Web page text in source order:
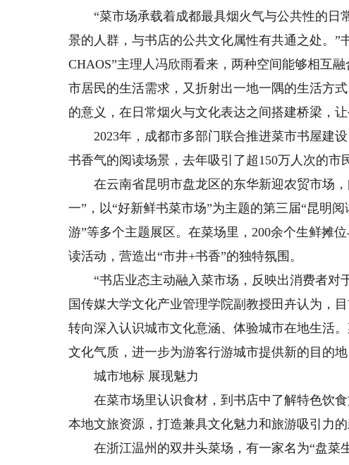
“菜市场承载着成都最具烟火气与公共性的日
景的人群，与书店的公共文化属性有共通之处。”
CHAOS”主理人冯欣雨看来，两种空间能够相互
市居民的生活需求，又折射出一地一隅的生活方
的意义，在日常烟火与文化表达之间搭建桥梁，
2023年，成都市多部门联合推进菜市书屋建设
书香气的阅读场景，去年吸引了超150万人次的市
在云南省昆明市盘龙区的东华新迎农贸市场，
一”，以“好新鲜书菜市场”为主题的第三届“昆明
游”等多个主题展区。在菜场里，200余个生鲜摊
读活动，营造出“市井+书香”的独特氛围。
“书店业态主动融入菜市场，反映出消费者对
国传媒大学文化产业管理学院副教授田卉认为，
转向深入认识城市文化意涵、体验城市在地生活
文化气质，进一步为游客行游城市提供新的目的地
城市地标 展现魅力
在菜市场里认识食材，到书店中了解特色饮
本地文旅资源，打造兼具文化魅力和旅游吸引力的
在浙江温州的双井头菜场，有一家名为“盘菜